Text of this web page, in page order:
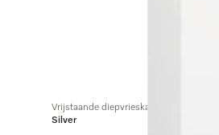
Vrijstaande diepvrieskast
Silver